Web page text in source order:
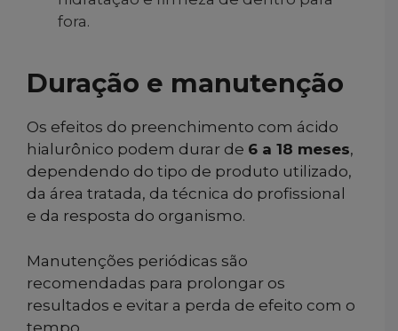
fora.
Duração e manutenção
Os efeitos do preenchimento com ácido
hialurônico podem durar de 6 a 18 meses,
dependendo do tipo de produto utilizado,
da área tratada, da técnica do profissional
e da resposta do organismo.
Manutenções periódicas são
recomendadas para prolongar os
resultados e evitar a perda de efeito com o
tempo.